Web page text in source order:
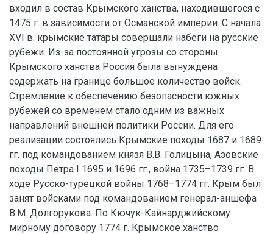
входил в состав Крымского ханства, находившегося с
1475 г. в зависимости от Османской империи. С начала
XVI в. крымские татары совершали набеги на русские
рубежи. Из-за постоянной угрозы со стороны
Крымского ханства Россия была вынуждена
содержать на границе большое количество войск.
Стремление к обеспечению безопасности южных
рубежей со временем стало одним из важных
направлений внешней политики России. Для его
реализации состоялись Крымские походы 1687 и 1689
гг. под командованием князя В.В. Голицына, Азовские
походы Петра I 1695 и 1696 гг., война 1735–1739 гг. В
ходе Русско-турецкой войны 1768–1774 гг. Крым был
занят войсками под командованием генерал-аншефа
В.М. Долгорукова. По Кючук-Кайнарджийскому
мирному договору 1774 г. Крымское ханство